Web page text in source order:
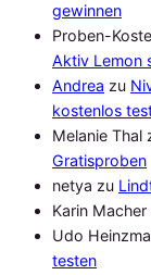
gewinnen
Proben-
Aktiv Lemon
Andrea zu
kostenlos
Melanie Thal
Gratisproben
netya zu
Karin Macher
Udo
testen